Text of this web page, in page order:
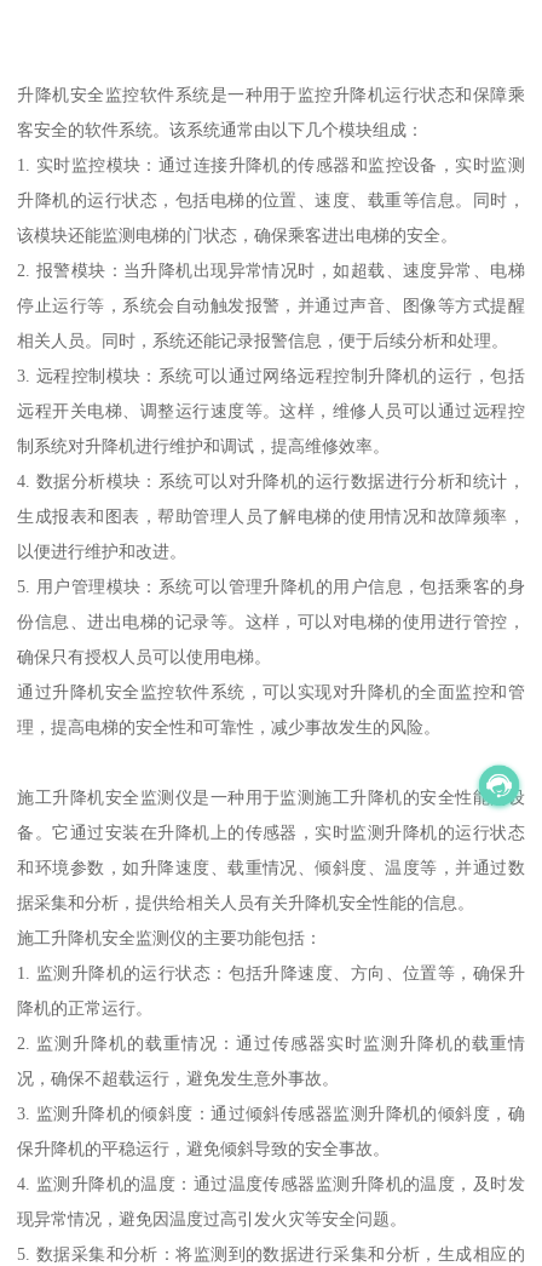
升降机安全监控软件系统是一种用于监控升降机运行状态和保障乘
客安全的软件系统。该系统通常由以下几个模块组成：
1. 实时监控模块：通过连接升降机的传感器和监控设备，实时监测
升降机的运行状态，包括电梯的位置、速度、载重等信息。同时，
该模块还能监测电梯的门状态，确保乘客进出电梯的安全。
2. 报警模块：当升降机出现异常情况时，如超载、速度异常、电梯
停止运行等，系统会自动触发报警，并通过声音、图像等方式提醒
相关人员。同时，系统还能记录报警信息，便于后续分析和处理。
3. 远程控制模块：系统可以通过网络远程控制升降机的运行，包括
远程开关电梯、调整运行速度等。这样，维修人员可以通过远程控
制系统对升降机进行维护和调试，提高维修效率。
4. 数据分析模块：系统可以对升降机的运行数据进行分析和统计，
生成报表和图表，帮助管理人员了解电梯的使用情况和故障频率，
以便进行维护和改进。
5. 用户管理模块：系统可以管理升降机的用户信息，包括乘客的身
份信息、进出电梯的记录等。这样，可以对电梯的使用进行管控，
确保只有授权人员可以使用电梯。
通过升降机安全监控软件系统，可以实现对升降机的全面监控和管
理，提高电梯的安全性和可靠性，减少事故发生的风险。
施工升降机安全监测仪是一种用于监测施工升降机的安全性能的设
备。它通过安装在升降机上的传感器，实时监测升降机的运行状态
和环境参数，如升降速度、载重情况、倾斜度、温度等，并通过数
据采集和分析，提供给相关人员有关升降机安全性能的信息。
施工升降机安全监测仪的主要功能包括：
1. 监测升降机的运行状态：包括升降速度、方向、位置等，确保升
降机的正常运行。
2. 监测升降机的载重情况：通过传感器实时监测升降机的载重情
况，确保不超载运行，避免发生意外事故。
3. 监测升降机的倾斜度：通过倾斜传感器监测升降机的倾斜度，确
保升降机的平稳运行，避免倾斜导致的安全事故。
4. 监测升降机的温度：通过温度传感器监测升降机的温度，及时发
现异常情况，避免因温度过高引发火灾等安全问题。
5. 数据采集和分析：将监测到的数据进行采集和分析，生成相应的